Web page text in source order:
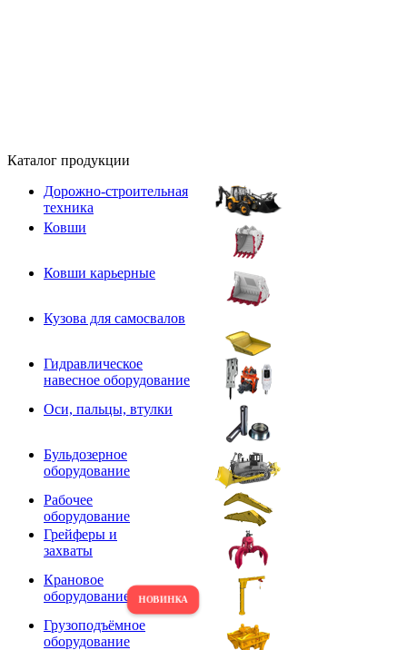
Каталог продукции
Дорожно-строительная
техника
Ковши
Ковши карьерные
Кузова для самосвалов
Гидравлическое
навесное оборудование
Оси, пальцы, втулки
Бульдозерное
оборудование
Рабочее
оборудование
Грейферы и
захваты
Крановое
оборудование
Грузоподъёмное
оборудование